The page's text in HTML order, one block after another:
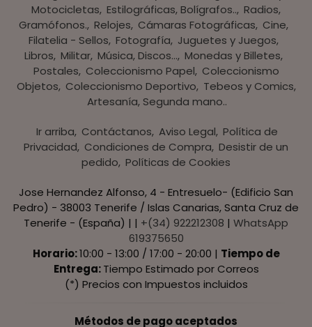
Motocicletas Estilográficas, Bolígrafos.. Radios,
Gramófonos. Relojes Cámaras Fotográficas Cine
Filatelia - Sellos Fotografía Juguetes y Juegos
Libros Militar Música, Discos... Monedas y Billetes
Postales Coleccionismo Papel Coleccionismo
Objetos Coleccionismo Deportivo Tebeos y Comics
Artesanía, Segunda mano..
Ir arriba Contáctanos Aviso Legal Política de
Privacidad Condiciones de Compra Desistir de un
pedido Políticas de Cookies
Jose Hernandez Alfonso, 4 - Entresuelo- (Edificio San
Pedro) - 38003 Tenerife / Islas Canarias, Santa Cruz de
Tenerife - (España) | | +(34) 922212308 | WhatsApp
619375650
Horario:10:00 - 13:00 / 17:00 - 20:00 | Tiempo de
Entrega:Tiempo Estimado por Correos
(*) Precios con Impuestos incluidos
Métodos de pago aceptados